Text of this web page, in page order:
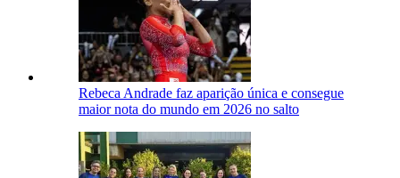
Rebeca Andrade faz aparição única e consegue
maior nota do mundo em 2026 no salto